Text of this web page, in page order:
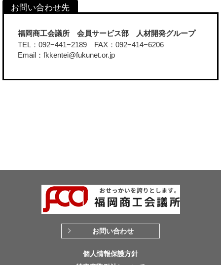
福岡商工会議所 会員サービス部 人材開発グループ
TEL：092−441−2189 FAX：092−414−6206
Email：fkkentei@fukunet.or.jp
お問い合わせ
個人情報保護方針